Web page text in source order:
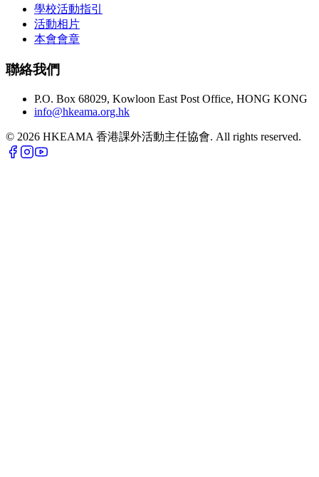
學校活動指引
活動相片
本會會章
聯絡我們
P.O. Box 68029, Kowloon East Post Office, HONG KONG
info@hkeama.org.hk
© 2026 HKEAMA 香港課外活動主任協會. All rights reserved.